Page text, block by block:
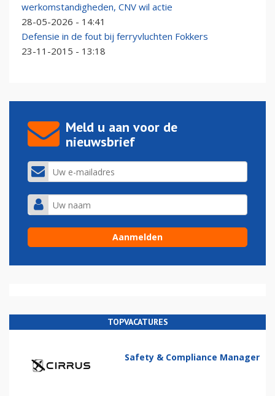
werkomstandigheden, CNV wil actie
28-05-2026 - 14:41
Defensie in de fout bij ferryvluchten Fokkers
23-11-2015 - 13:18
Meld u aan voor de
nieuwsbrief
TOPVACATURES
Safety & Compliance Manager